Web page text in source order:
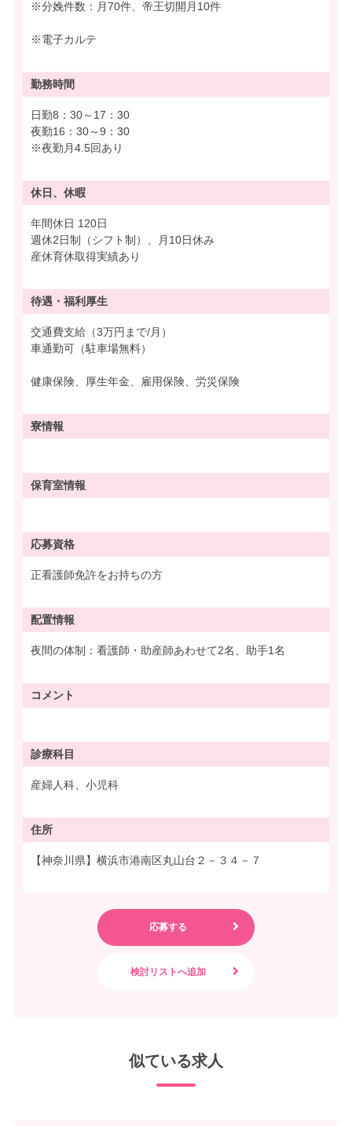
※分娩件数：月70件、帝王切開月10件
※電子カルテ
勤務時間
日勤8：30～17：30
夜勤16：30～9：30
※夜勤月4.5回あり
休日、休暇
年間休日 120日
週休2日制（シフト制）、月10日休み
産休育休取得実績あり
待遇・ 福利厚生
交通費支給（3万円まで/月）
車通勤可（駐車場無料）
健康保険、厚生年金、雇用保険、労災保険
寮情報
保育室情報
応募資格
正看護師免許をお持ちの方
配置情報
夜間の体制：看護師・助産師あわせて2名、助手1名
コメント
診療科目
産婦人科、小児科
住所
【神奈川県】横浜市港南区丸山台２－３４－７
似ている求人